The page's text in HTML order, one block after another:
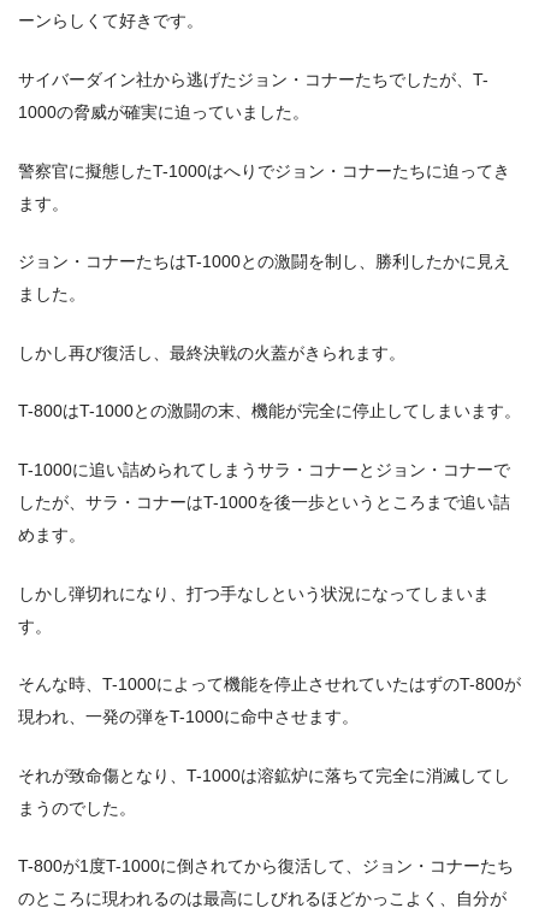
ーンらしくて好きです。
サイバーダイン社から逃げたジョン・コナーたちでしたが、T-
1000の脅威が確実に迫っていました。
警察官に擬態したT-1000はへりでジョン・コナーたちに迫ってき
ます。
ジョン・コナーたちはT-1000との激闘を制し、勝利したかに見え
ました。
しかし再び復活し、最終決戦の火蓋がきられます。
T-800はT-1000との激闘の末、機能が完全に停止してしまいます。
T-1000に追い詰められてしまうサラ・コナーとジョン・コナーで
したが、サラ・コナーはT-1000を後一歩というところまで追い詰
めます。
しかし弾切れになり、打つ手なしという状況になってしまいま
す。
そんな時、T-1000によって機能を停止させれていたはずのT-800が
現われ、一発の弾をT-1000に命中させます。
それが致命傷となり、T-1000は溶鉱炉に落ちて完全に消滅してし
まうのでした。
T-800が1度T-1000に倒されてから復活して、ジョン・コナーたち
のところに現われるのは最高にしびれるほどかっこよく、自分が